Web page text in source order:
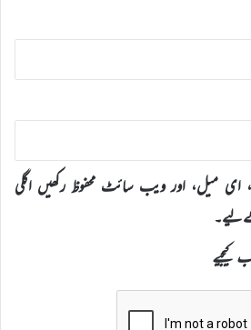
ای میل، اور ویب سائٹ محفوظ رکھیں اگلی
کیجیے